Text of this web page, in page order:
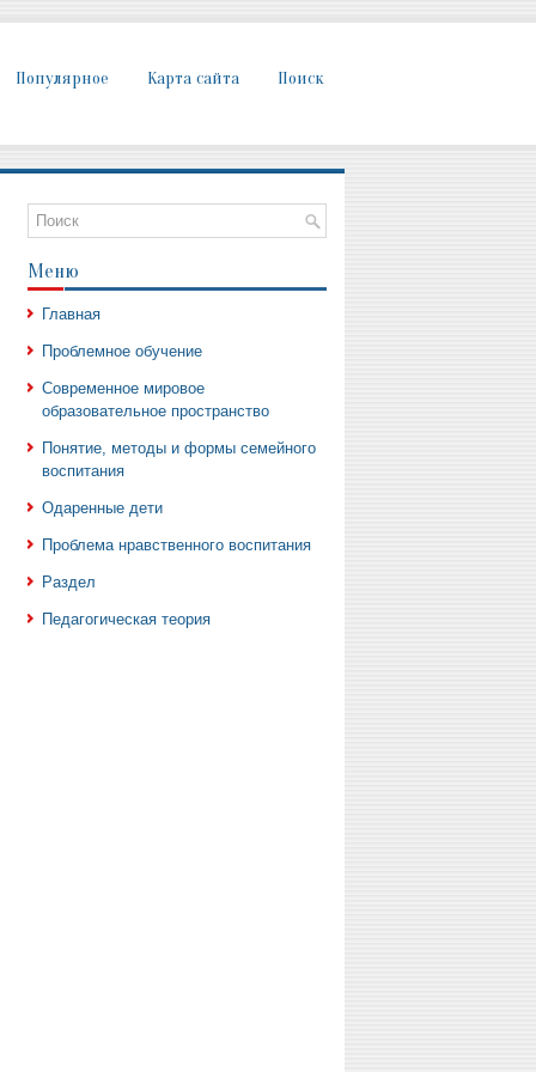
Популярное Карта сайта Поиск
Меню
Главная
Проблемное обучение
Современное мировое
образовательное пространство
Понятие, методы и формы семейного
воспитания
Одаренные дети
Проблема нравственного воспитания
Раздел
Педагогическая теория